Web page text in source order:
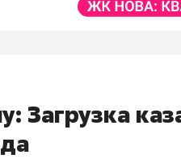
Загрузка